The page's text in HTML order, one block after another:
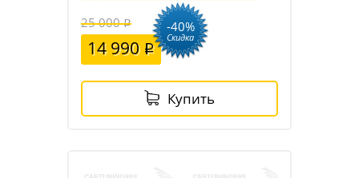
25 000
14 990
-40%
Скидка
Купить